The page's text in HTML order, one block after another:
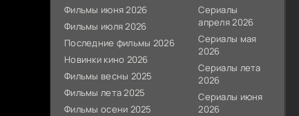
Фильмы июня 2026
Фильмы июля 2026
Последние фильмы 2026
Новинки кино 2026
Фильмы весны 2025
Фильмы лета 2025
Фильмы осени 2025
Сериалы
апреля 2026
Сериалы мая
2026
Сериалы лета
2026
Сериалы июня
2026